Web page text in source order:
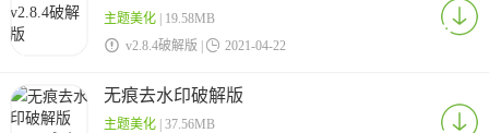
主题美化| 19.58MB
 v2.8.4破解版 |  2021-04-22
无痕去水印破解版
主题美化| 37.56MB